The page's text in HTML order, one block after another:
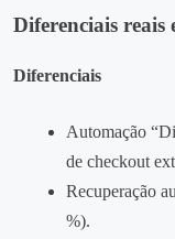
Diferenciais reais
Diferenciais
Automação
de checkout
Recuperação
%).